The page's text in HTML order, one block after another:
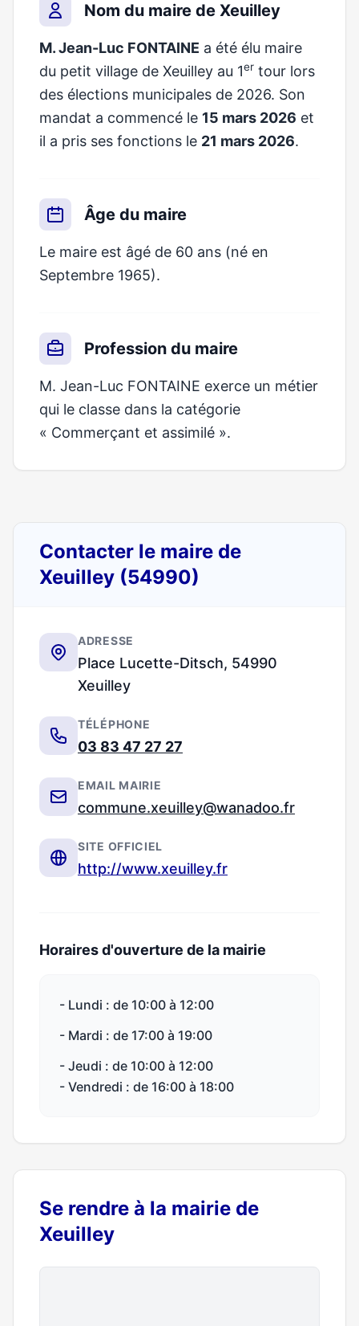
Nom du maire de Xeuilley
M. Jean-Luc FONTAINE a été élu maire
du petit village de Xeuilley au 1er tour lors
des élections municipales de 2026. Son
mandat a commencé le 15 mars 2026 et
il a pris ses fonctions le 21 mars 2026.
Âge du maire
Le maire est âgé de 60 ans (né en
Septembre 1965).
Profession du maire
M. Jean-Luc FONTAINE exerce un métier
qui le classe dans la catégorie
« Commerçant et assimilé ».
Contacter le maire de
Xeuilley (54990)
ADRESSE
Place Lucette-Ditsch, 54990
Xeuilley
TÉLÉPHONE
03 83 47 27 27
EMAIL MAIRIE
commune.xeuilley@wanadoo.fr
SITE OFFICIEL
http://www.xeuilley.fr
Horaires d'ouverture de la mairie
- Lundi : de 10:00 à 12:00
- Mardi : de 17:00 à 19:00
- Jeudi : de 10:00 à 12:00
- Vendredi : de 16:00 à 18:00
Se rendre à la mairie de
Xeuilley